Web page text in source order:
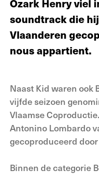
Ozark Henry viel
soundtrack die
Vlaanderen
nous appartient.
Naast Kid waren ook
vijfde seizoen
Vlaamse
Antonino Lombardo
gecoproduceerd
Binnen de categorie